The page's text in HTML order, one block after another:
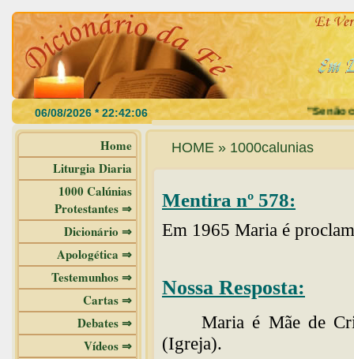
"Se não
Home
Liturgia Diaria
1000 Calúnias
Protestantes ⇒
Dicionário ⇒
Apologética ⇒
Testemunhos ⇒
Cartas ⇒
Debates ⇒
Vídeos ⇒
HOME » 1000calunias
Mentira nº 578:
Em 1965 Maria é
Nossa Resposta:
Maria é Mãe de
(Igreja).